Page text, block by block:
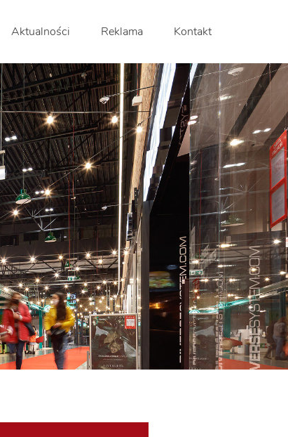
Aktualności Reklama Kontakt